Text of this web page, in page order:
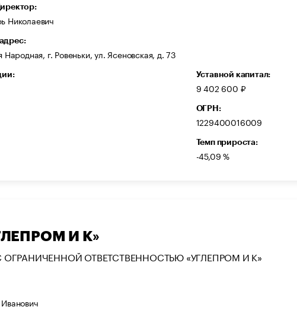
Николаевич
Народная, г. Ровеньки, ул. Ясеновская, д. 73
Уставной капитал:
9 402 600 ₽
ОГРН:
1229400016009
Темп прироста:
-45,09 %
И К»
ОТВЕТСТВЕННОСТЬЮ «УГЛЕПРОМ И К»